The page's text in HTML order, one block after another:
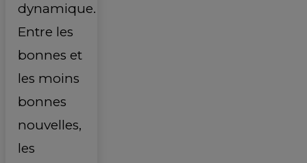
dynamique.
Entre les
bonnes et
les moins
bonnes
nouvelles,
les